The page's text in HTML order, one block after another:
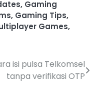
, Gaming
, Gaming Tips,
Games,
isi pulsa Telkomsel
tanpa verifikasi OTP